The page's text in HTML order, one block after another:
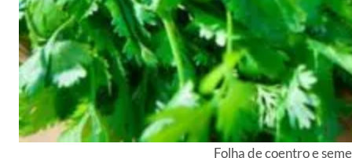
Folha de coentro e